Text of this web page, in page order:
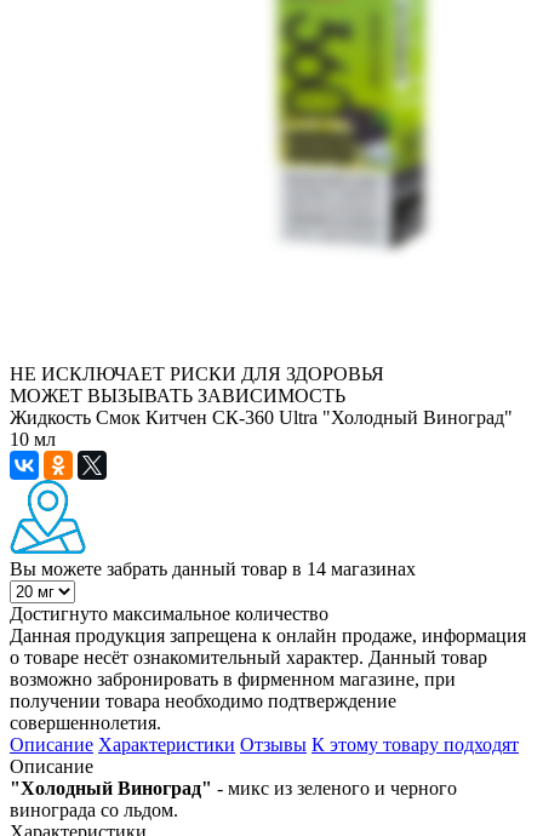
НЕ ИСКЛЮЧАЕТ РИСКИ ДЛЯ ЗДОРОВЬЯ
МОЖЕТ ВЫЗЫВАТЬ ЗАВИСИМОСТЬ
Жидкость Смок Китчен СК-360 Ultra "Холодный Виноград"
10 мл
Вы можете забрать данный товар в 14 магазинах
Достигнуто максимальное количество
Данная продукция запрещена к онлайн продаже, информация
о товаре несёт ознакомительный характер. Данный товар
возможно забронировать в фирменном магазине, при
получении товара необходимо подтверждение
совершеннолетия.
Описание Характеристики Отзывы К этому товару подходят
Описание
"Холодный Виноград" - микс из зеленого и черного
винограда со льдом.
Характеристики